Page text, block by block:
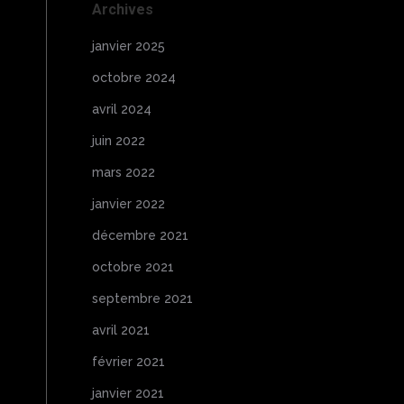
Archives
janvier 2025
octobre 2024
avril 2024
juin 2022
mars 2022
janvier 2022
décembre 2021
octobre 2021
septembre 2021
avril 2021
février 2021
janvier 2021